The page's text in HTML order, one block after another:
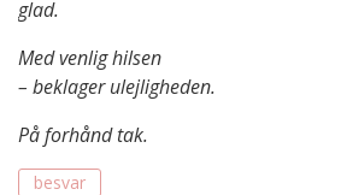
glad.
Med venlig hilsen
– beklager ulejligheden.
På forhånd tak.
besvar